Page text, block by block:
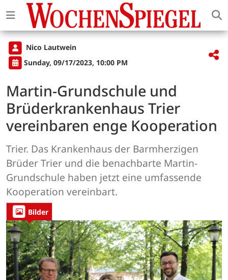
Nico Lautwein
Sunday, 09/17/2023, 10:00 PM
Martin-Grundschule und
Brüderkrankenhaus Trier
vereinbaren enge Kooperation
Trier. Das Krankenhaus der Barmherzigen
Brüder Trier und die benachbarte Martin-
Grundschule haben jetzt eine umfassende
Kooperation vereinbart.
Bilder